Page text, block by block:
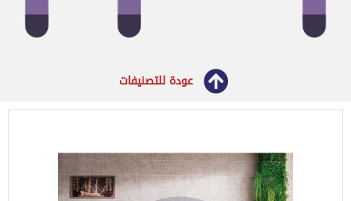
عودة للتصنيفات